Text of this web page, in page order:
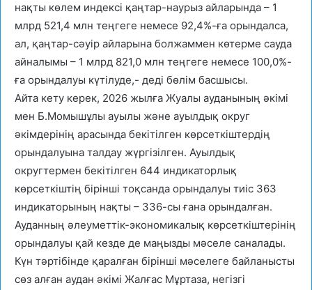
нақты көлем индексі қаңтар-наурыз айларында – 1
млрд 521,4 млн теңгеге немесе 92,4%-ға орындалса,
ал, қаңтар-сәуір айларына болжаммен көтерме сауда
айналымы – 1 млрд 821,0 млн теңгеге немесе 100,0%-
ға орындалуы күтілуде,- деді бөлім басшысы.
Айта кету керек, 2026 жылға Жуалы ауданының әкімі
мен Б.Момышұлы ауылы және ауылдық округ
әкімдерінің арасында бекітілген көрсеткіштердің
орындалуына талдау жүргізілген. Ауылдық
округтермен бекітілген 644 индикаторлық
көрсеткіштің бірінші тоқсанда орындалуы тиіс 363
индикаторының нақты – 336-сы ғана орындалған.
Ауданның әлеуметтік-экономикалық көрсеткіштерінің
орындалуы қай кезде де маңызды мәселе саналады.
Күн тәртібінде қаралған бірінші мәселеге байланысты
сөз алған аудан әкімі Жалғас Мұртаза, негізгі